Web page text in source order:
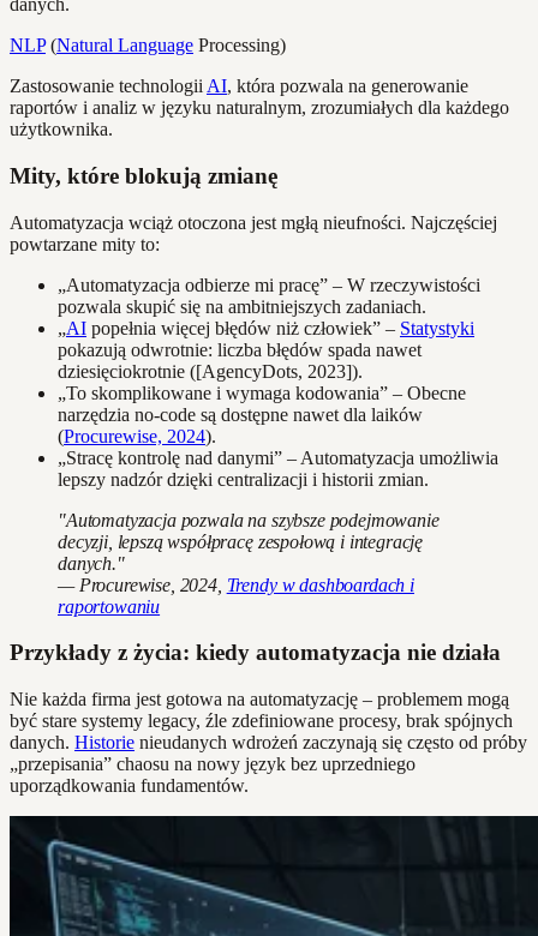
danych.
NLP(Natural Language Processing)
Zastosowanie technologii AI, która pozwala na generowanie
raportów i analiz w języku naturalnym, zrozumiałych dla każdego
użytkownika.
Mity, które blokują zmianę
Automatyzacja wciąż otoczona jest mgłą nieufności. Najczęściej
powtarzane mity to:
„Automatyzacja odbierze mi pracę” – W rzeczywistości
pozwala skupić się na ambitniejszych zadaniach.
„AI popełnia więcej błędów niż człowiek” – Statystyki
pokazują odwrotnie: liczba błędów spada nawet
dziesięciokrotnie ([AgencyDots, 2023]).
„To skomplikowane i wymaga kodowania” – Obecne
narzędzia no-code są dostępne nawet dla laików
(Procurewise, 2024).
„Stracę kontrolę nad danymi” – Automatyzacja umożliwia
lepszy nadzór dzięki centralizacji i historii zmian.
"Automatyzacja pozwala na szybsze podejmowanie
decyzji, lepszą współpracę zespołową i integrację
danych."
— Procurewise, 2024, Trendy w dashboardach i
raportowaniu
Przykłady z życia: kiedy automatyzacja nie działa
Nie każda firma jest gotowa na automatyzację – problemem mogą
być stare systemy legacy, źle zdefiniowane procesy, brak spójnych
danych. Historie nieudanych wdrożeń zaczynają się często od próby
„przepisania” chaosu na nowy język bez uprzedniego
uporządkowania fundamentów.